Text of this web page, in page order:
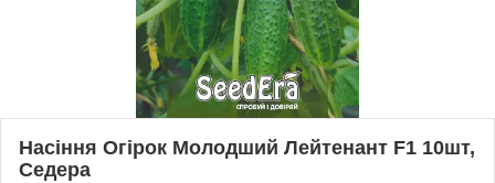
Насіння Огірок Молодший Лейтенант F1 10шт,
Седера